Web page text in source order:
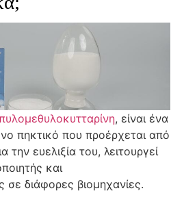
, είναι ένα
πηκτικό που προέρχεται από
την ευελιξία του, λειτουργεί
και
διάφορες βιομηχανίες.